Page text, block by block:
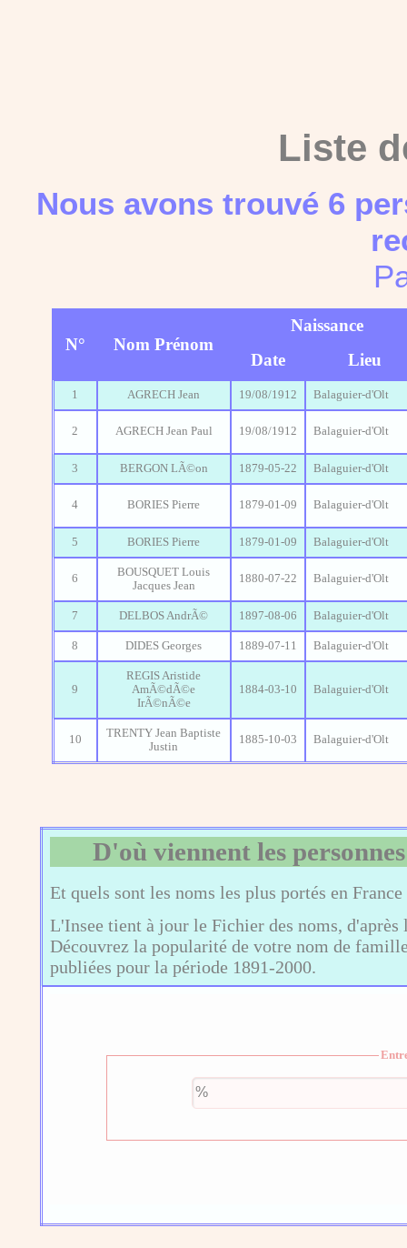
Liste
Nous avons trouvé 6
N° Nom Prénom
Naissance
Date
Lieu
1 AGRECH Jean 19/08/1912 Balaguier-d'Olt
2 AGRECH Jean Paul 19/08/1912 Balaguier-d'Olt
3 BERGON LÃ©on 1879-05-22 Balaguier-d'Olt
4 BORIES Pierre 1879-01-09 Balaguier-d'Olt
5 BORIES Pierre 1879-01-09 Balaguier-d'Olt
6
BOUSQUET Louis
Jacques Jean
1880-07-22 Balaguier-d'Olt
7 DELBOS AndrÃ© 1897-08-06 Balaguier-d'Olt
8 DIDES Georges 1889-07-11 Balaguier-d'Olt
9
REGIS Aristide
AmÃ©dÃ©e
IrÃ©nÃ©e
1884-03-10 Balaguier-d'Olt
10
TRENTY Jean Baptiste
Justin
1885-10-03 Balaguier-d'Olt
D'où viennent les
Et quels sont les noms les plus portés en
L'Insee tient à jour le Fichier des noms,
Découvrez la popularité de votre nom de
publiées pour la période 1891-2000.